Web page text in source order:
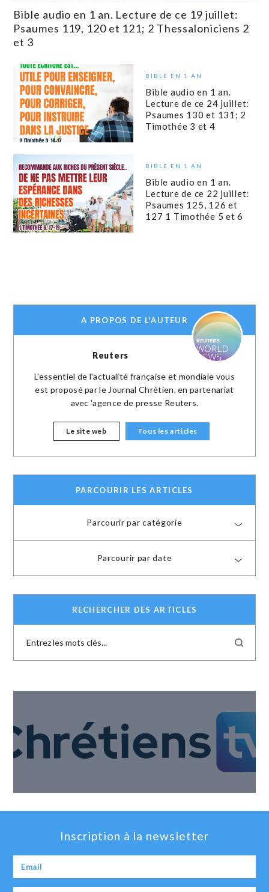
Bible audio en 1 an. Lecture de ce 19 juillet:
Psaumes 119, 120 et 121; 2 Thessaloniciens 2
et 3
BIBLE EN 1 AN
Bible audio en 1 an.
Lecture de ce 24 juillet:
Psaumes 130 et 131; 2
Timothée 3 et 4
BIBLE EN 1 AN
Bible audio en 1 an.
Lecture de ce 22 juillet:
Psaumes 125, 126 et
127 1 Timothée 5 et 6
A PROPOS DE L'AUTEUR
Reuters
L'essentiel de l'actualité française et mondiale vous
est proposé par le Journal Chrétien, en partenariat
avec 'agence de presse Reuters.
Le site web Tous les articles
PARCOURIR LES ARTICLES
Parcourir par catégorie
Parcourir par date
RECHERCHER DES ARTICLES
Inscription à la newsletter